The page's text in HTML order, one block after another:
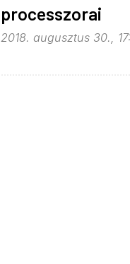
processzorai
2018. augusztus 30.,